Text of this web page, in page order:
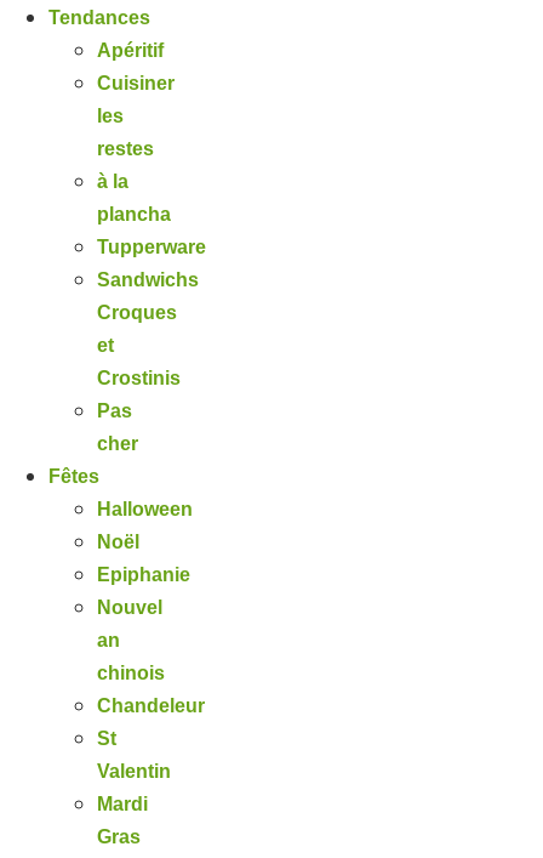
Tendances
Apéritif
Cuisiner
les
restes
à la
plancha
Tupperware
Sandwichs
Croques
et
Crostinis
Pas
cher
Fêtes
Halloween
Noël
Epiphanie
Nouvel
an
chinois
Chandeleur
St
Valentin
Mardi
Gras